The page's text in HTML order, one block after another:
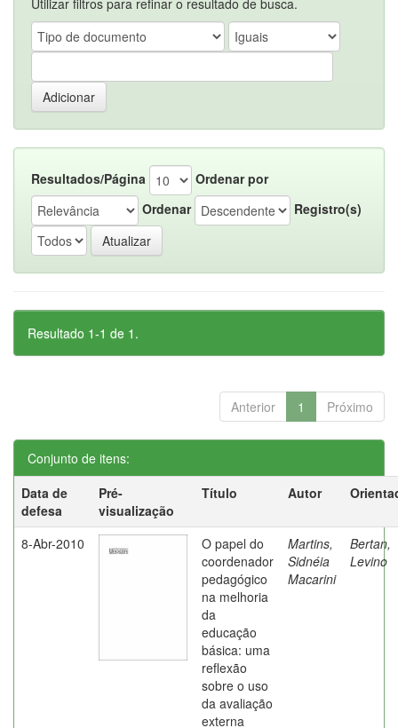
Utilizar filtros para refinar o resultado de busca.
Resultados/Página
Ordenar por
Ordenar
Registro(s)
Resultado 1-1 de 1.
Anterior 1 Próximo
Conjunto de itens:
Data de
defesa
Pré-
visualização
Título Autor
8-Abr-2010
O papel do
coordenador
pedagógico
na melhoria
da
educação
básica: uma
reflexão
sobre o uso
da avaliação
externa
Martins,
Sidnéia
Macarini
Bertan,
Levino